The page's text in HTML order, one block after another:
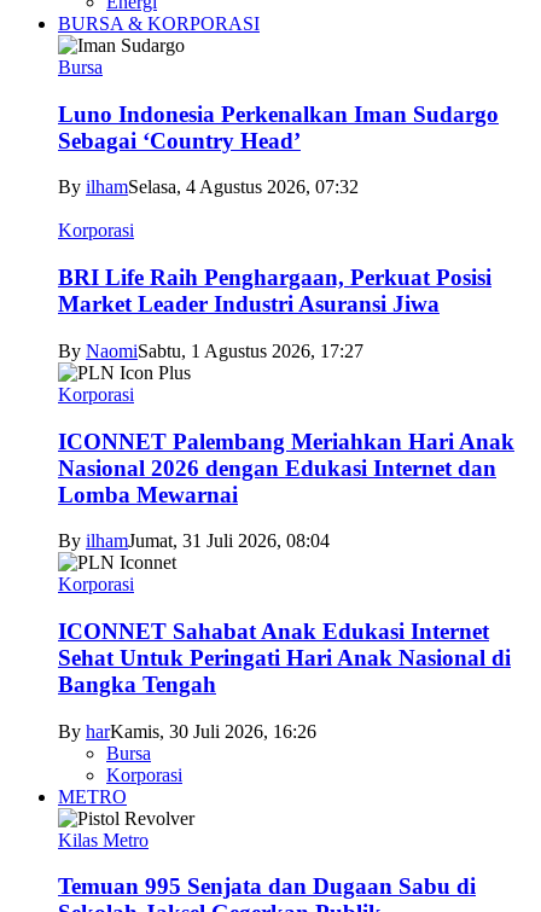
BURSA & KORPORASI
Bursa
Luno Indonesia Perkenalkan Iman Sudargo
Sebagai ‘Country Head’
By ilhamSelasa, 4 Agustus 2026, 07:32
Korporasi
BRI Life Raih Penghargaan, Perkuat Posisi
Market Leader Industri Asuransi Jiwa
By NaomiSabtu, 1 Agustus 2026, 17:27
Korporasi
ICONNET Palembang Meriahkan Hari Anak
Nasional 2026 dengan Edukasi Internet dan
Lomba Mewarnai
By ilhamJumat, 31 Juli 2026, 08:04
Korporasi
ICONNET Sahabat Anak Edukasi Internet
Sehat Untuk Peringati Hari Anak Nasional di
Bangka Tengah
By harKamis, 30 Juli 2026, 16:26
Bursa
Korporasi
METRO
Kilas Metro
Temuan 995 Senjata dan Dugaan Sabu di